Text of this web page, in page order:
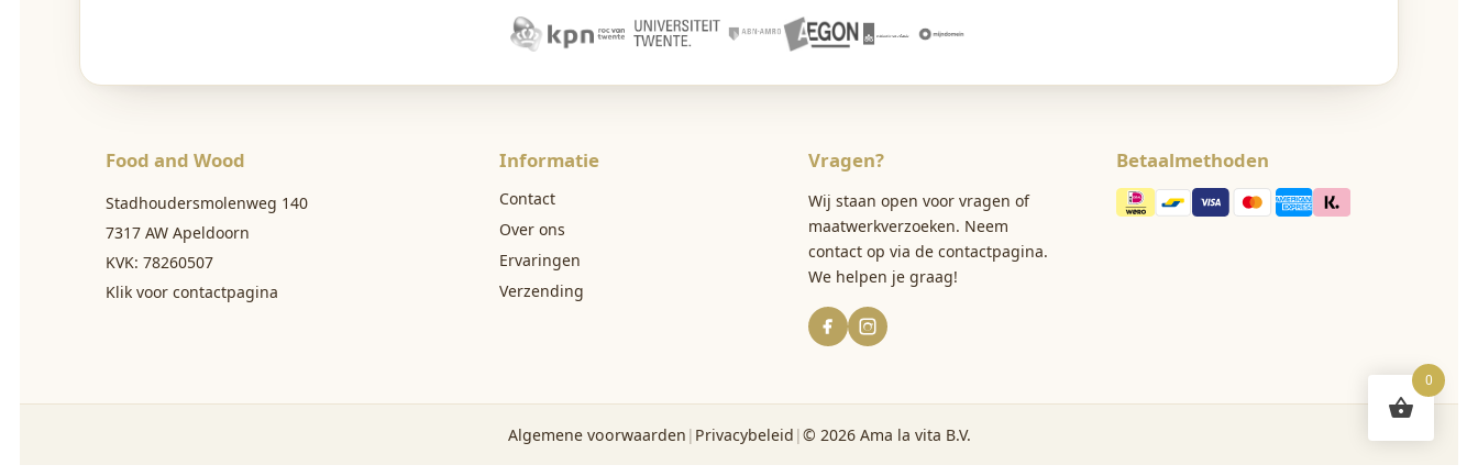
Food and Wood
Stadhoudersmolenweg 140
7317 AW Apeldoorn
KVK: 78260507
Klik voor contactpagina
Informatie
Contact
Over ons
Ervaringen
Verzending
Vragen?
Wij staan open voor vragen of
maatwerkverzoeken. Neem
contact op via de contactpagina.
We helpen je graag!
Betaalmethoden
Algemene voorwaarden | Privacybeleid |© 2026Ama la vita B.V.
0